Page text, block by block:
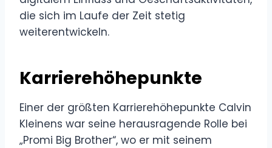
die sich im Laufe der Zeit stetig
weiterentwickeln.
Karrierehöhepunkte
Einer der größten Karrierehöhepunkte Calvin
Kleinens war seine herausragende Rolle bei
„Promi Big Brother“, wo er mit seinem